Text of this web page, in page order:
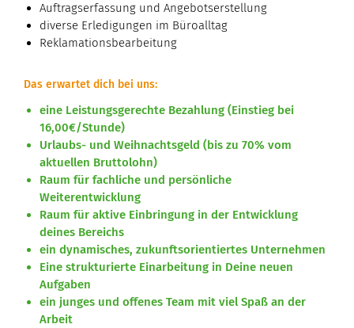
Auftragserfassung und Angebotserstellung
diverse Erledigungen im Büroalltag
Reklamationsbearbeitung
Das erwartet dich bei uns:
eine Leistungsgerechte Bezahlung (Einstieg bei
16,00€/Stunde)
Urlaubs- und Weihnachtsgeld (bis zu 70% vom
aktuellen Bruttolohn)
Raum für fachliche und persönliche
Weiterentwicklung
Raum für aktive Einbringung in der Entwicklung
deines Bereichs
ein dynamisches, zukunftsorientiertes Unternehmen
Eine strukturierte Einarbeitung in Deine neuen
Aufgaben
ein junges und offenes Team mit viel Spaß an der
Arbeit